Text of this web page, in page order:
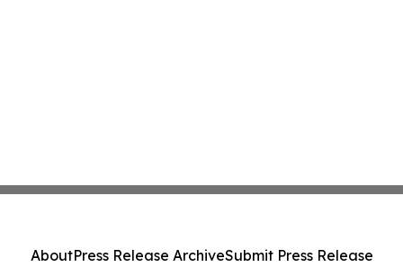
AboutPress Release ArchiveSubmit Press Release